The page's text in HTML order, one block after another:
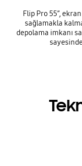
Flip Pro 55”,
sağlamakla
depolama imkanı